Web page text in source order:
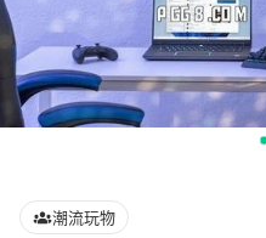
潮流玩物